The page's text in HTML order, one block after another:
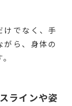
けでなく、手
がら、身体の
ラインや姿